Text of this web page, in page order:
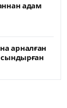
адам
арналған